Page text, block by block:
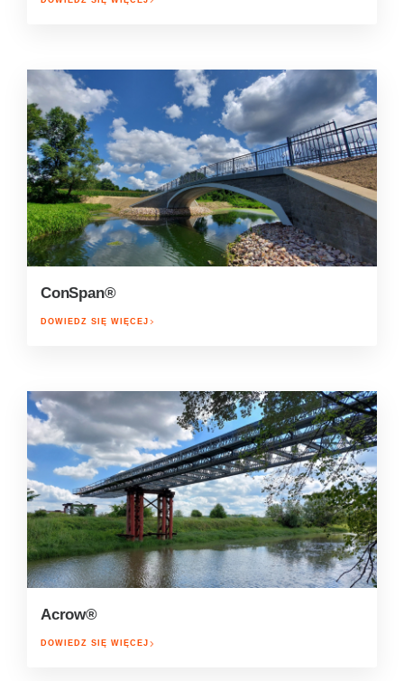
ConSpan®
DOWIEDZ SIĘ WIĘCEJ
Acrow®
DOWIEDZ SIĘ WIĘCEJ